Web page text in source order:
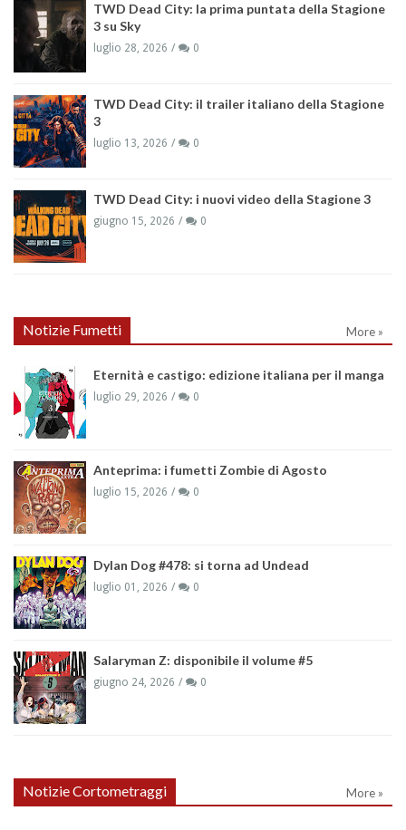
TWD Dead City: la prima puntata della Stagione
3 su Sky
luglio 28, 2026 0
TWD Dead City: il trailer italiano della Stagione
3
luglio 13, 2026 0
TWD Dead City: i nuovi video della Stagione 3
giugno 15, 2026 0
Notizie Fumetti More »
Eternità e castigo: edizione italiana per il manga
luglio 29, 2026 0
Anteprima: i fumetti Zombie di Agosto
luglio 15, 2026 0
Dylan Dog #478: si torna ad Undead
luglio 01, 2026 0
Salaryman Z: disponibile il volume #5
giugno 24, 2026 0
Notizie Cortometraggi More »